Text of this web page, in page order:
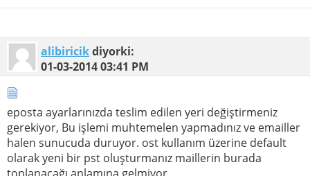
alibiricikdiyorki:
01-03-201403:41 PM
eposta ayarlarınızda teslim edilen yeri değiştirmeniz
gerekiyor, Bu işlemi muhtemelen yapmadınız ve emailler
halen sunucuda duruyor. ost kullanım üzerine default
olarak yeni bir pst oluşturmanız maillerin burada